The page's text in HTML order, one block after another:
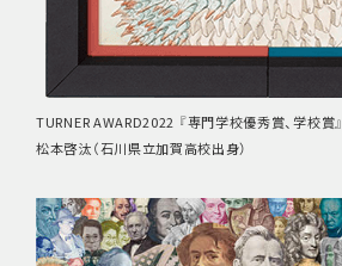
TURNER AWARD2022 『専門学校優秀賞、学校賞』
松本啓汰（石川県立加賀高校出身）